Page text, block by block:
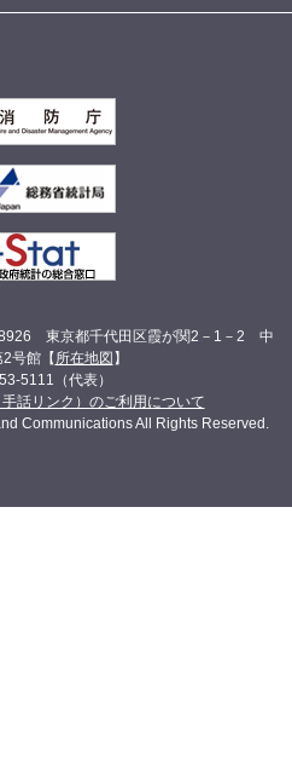
東京都千代田区霞が関2－1－2 中
号館【 所在地図 】
5111（代表）
話リンク）のご利用について
Communications All Rights Reserved.